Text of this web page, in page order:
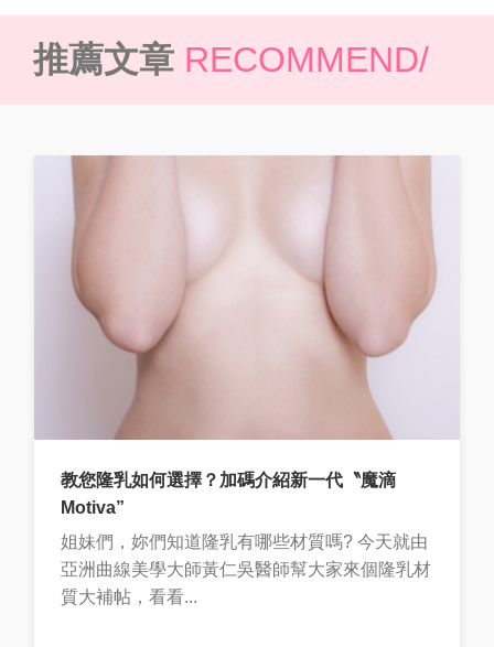
推薦文章 RECOMMEND/
教您隆乳如何選擇？加碼介紹新一代〝魔滴
Motiva”
姐妹們，妳們知道隆乳有哪些材質嗎? 今天就由
亞洲曲線美學大師黃仁吳醫師幫大家來個隆乳材
質大補帖，看看...